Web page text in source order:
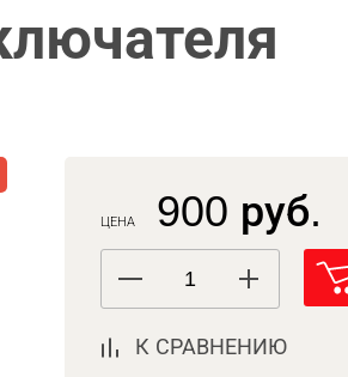
ЦЕНА 900 руб.
К СРАВНЕНИЮ